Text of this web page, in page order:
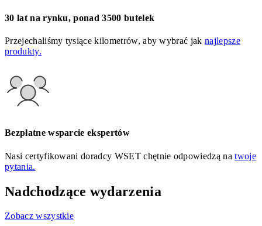
30 lat na rynku, ponad 3500 butelek
Przejechaliśmy tysiące kilometrów, aby wybrać jaknajlepsze
produkty.
Bezpłatne wsparcie ekspertów
Nasi certyfikowani doradcy WSET chętnie odpowiedzą natwoje
pytania.
Nadchodzące wydarzenia
Zobacz wszystkie